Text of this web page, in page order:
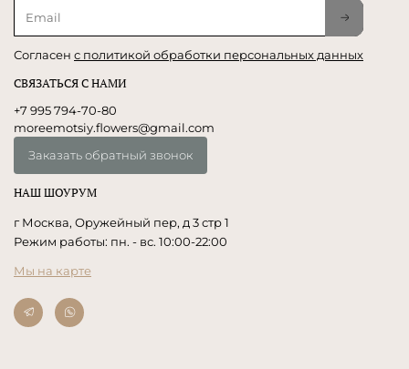
Согласен с политикой обработки персональных данных
СВЯЗАТЬСЯ С НАМИ
+7 995 794-70-80
moreemotsiy.flowers@gmail.com
Заказать обратный звонок
НАШ ШОУРУМ
г Москва, Оружейный пер, д 3 стр 1
Режим работы: пн. - вс. 10:00-22:00
Мы на карте